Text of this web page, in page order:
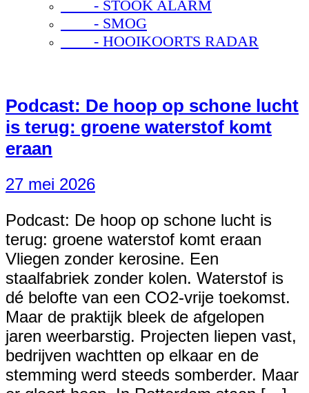
- STOOK ALARM
- SMOG
- HOOIKOORTS RADAR
Podcast: De hoop op schone lucht
is terug: groene waterstof komt
eraan
27 mei 2026
Podcast: De hoop op schone lucht is
terug: groene waterstof komt eraan
Vliegen zonder kerosine. Een
staalfabriek zonder kolen. Waterstof is
dé belofte van een CO2-vrije toekomst.
Maar de praktijk bleek de afgelopen
jaren weerbarstig. Projecten liepen vast,
bedrijven wachtten op elkaar en de
stemming werd steeds somberder. Maar